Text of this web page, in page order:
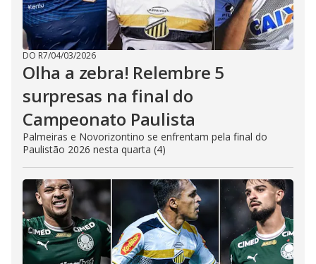
DO R7/04/03/2026
Olha a zebra! Relembre 5
surpresas na final do
Campeonato Paulista
Palmeiras e Novorizontino se enfrentam pela final do
Paulistão 2026 nesta quarta (4)